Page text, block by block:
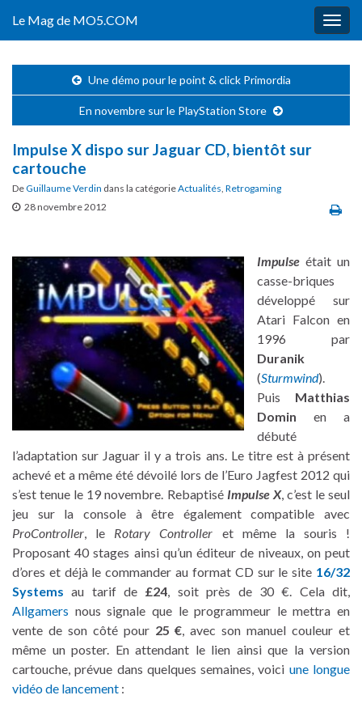
Le Mag de MO5.COM
Une démo pour le point & click Primordia
En novembre sur le PlayStation Store
Impulse X dispo sur Jaguar CD, bientôt sur
cartouche
DeGuillaume Verdin dans la catégorieActualités, Retrogaming
28 novembre 2012
Impulse était un
casse-briques
développé sur
Atari Falcon en
1996 par
Duranik
(Sturmwind).
Puis Matthias
Domin en a
débuté
l’adaptation sur Jaguar il y a trois ans. Le titre est à présent
achevé et a même été dévoilé lors de l’Euro Jagfest 2012 qui
s’est tenue le 19 novembre. Rebaptisé Impulse X, c’est le seul
jeu sur la console à être également compatible avec
ProController, le Rotary Controller et même la souris !
Proposant 40 stages ainsi qu’un éditeur de niveaux, on peut
d’ores et déjà le commander au format CD sur le site 16/32
Systems au tarif de £24, soit près de 30 €. Cela dit,
Allgamers nous signale que le programmeur le mettra en
vente de son côté pour 25 €, avec son manuel couleur et
même un poster. En attendant le lien ainsi que la version
cartouche, prévue dans quelques semaines, voici une longue
vidéo de lancement :